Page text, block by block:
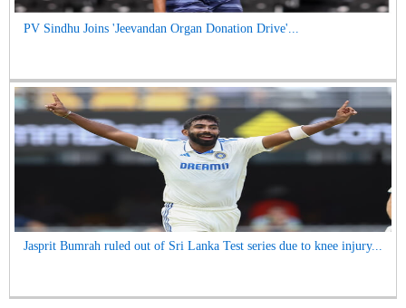
PV Sindhu Joins 'Jeevandan Organ Donation Drive'...
Jasprit Bumrah ruled out of Sri Lanka Test series due to knee injury...